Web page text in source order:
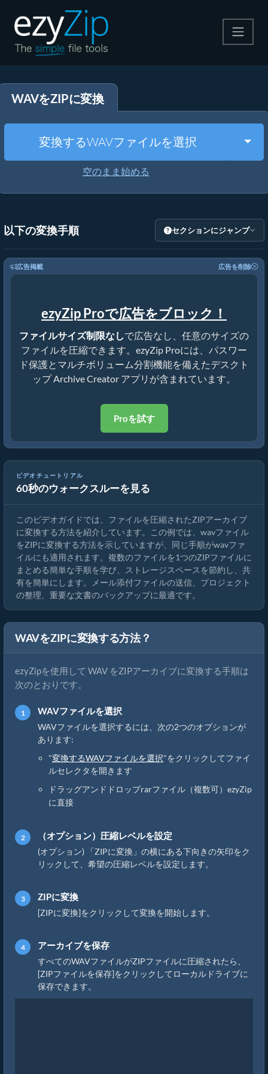
解凍する
その他のツール
WAVをZIPに変換
変換するWAVファイルを選択
空のまま始める
以下の変換手順 セクションにジャンプ
広告掲載 広告を削除
ezyZip Proで広告をブロック！
ファイルサイズ制限なしで広告なし、任意のサイズの
ファイルを圧縮できます。ezyZip Proには、パスワー
ド保護とマルチボリューム分割機能を備えたデスクト
ップ Archive Creator アプリが含まれています。
Proを試す
ビデオチュートリアル
60秒のウォークスルーを見る
オンラインでファイルをZIPに変換する方法（簡単ガイド）
このビデオガイドでは、ファイルを圧縮されたZIPアーカイブ
に変換する方法を紹介しています。この例では、wavファイル
をZIPに変換する方法を示していますが、同じ手順がwavファ
イルにも適用されます。複数のファイルを1つのZIPファイルに
まとめる簡単な手順を学び、ストレージスペースを節約し、共
有を簡単にします。メール添付ファイルの送信、プロジェクト
の整理、重要な文書のバックアップに最適です。
WAVをZIPに変換する方法？
ezyZipを使用して WAV をZIPアーカイブに変換する手順は
次のとおりです。
WAVファイルを選択
WAVファイルを選択するには、次の2つのオプションが
あります:
"変換するWAVファイルを選択"をクリックしてファイ
ルセレクタを開きます
ドラッグアンドドロップrarファイル（複数可）ezyZip
に直接
（オプション）圧縮レベルを設定
(オプション) 「ZIPに変換」の横にある下向きの矢印をク
リックして、希望の圧縮レベルを設定します。
ZIPに変換
[ZIPに変換]をクリックして変換を開始します。
アーカイブを保存
すべてのWAVファイルがZIPファイルに圧縮されたら、
[ZIPファイルを保存]をクリックしてローカルドライブに
保存できます。